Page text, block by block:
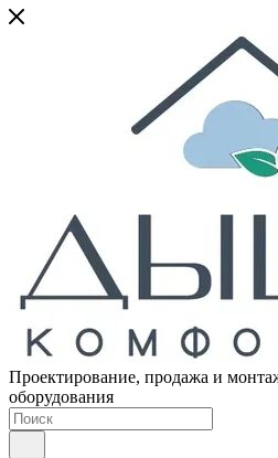
Проектирование, продажа и
оборудования